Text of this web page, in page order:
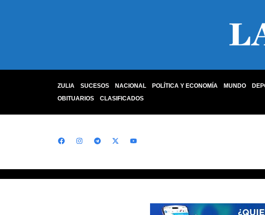
ZULIA SUCESOS NACIONAL POLÍTICA Y ECONOMÍA MUNDO
OBITUARIOS
CLASIFICADOS